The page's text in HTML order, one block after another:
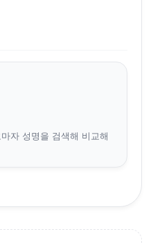
자 성명을 검색해 비교해